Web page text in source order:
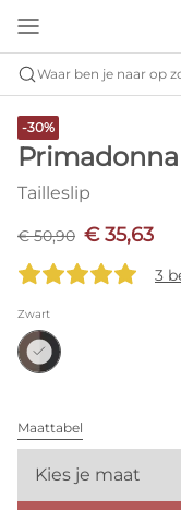
Waar ben je naar op
-30%
Tailleslip
€ 50,90 € 35,63
3
Zwart
Maattabel
Kies je maat